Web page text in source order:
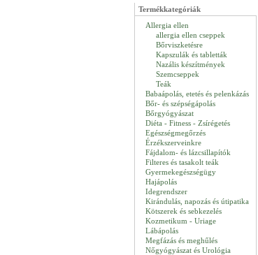
Termékkategóriák
Allergia ellen
allergia ellen cseppek
Bőrviszketésre
Kapszulák és tabletták
Nazális készítmények
Szemcseppek
Teák
Babaápolás, etetés és pelenkázás
Bőr- és szépségápolás
Bőrgyógyászat
Diéta - Fitness - Zsírégetés
Egészségmegőrzés
Érzékszerveinkre
Fájdalom- és lázcsillapítók
Filteres és tasakolt teák
Gyermekegészségügy
Hajápolás
Idegrendszer
Kirándulás, napozás és útipatika
Kötszerek és sebkezelés
Kozmetikum - Uriage
Lábápolás
Megfázás és meghűlés
Nőgyógyászat és Urológia